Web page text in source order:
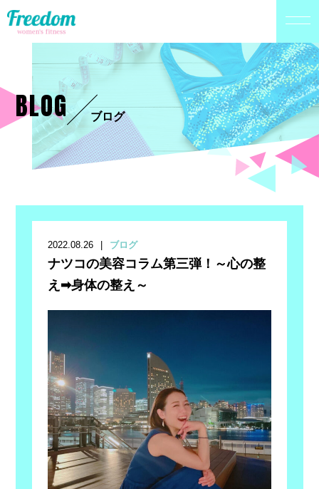
BLOG ブログ
2022.08.26 ブログ
ナツコの美容コラム第三弾！～心の整
え➡身体の整え～